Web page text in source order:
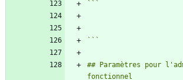
```
## Paramètres pour